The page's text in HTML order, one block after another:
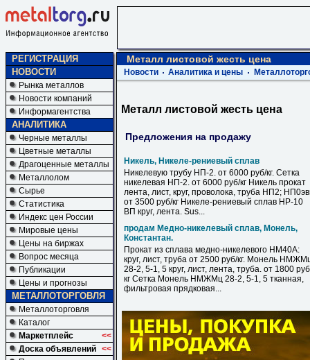
РЕГИСТРАЦИЯ
НОВОСТИ
Рынка металлов
Новости компаний
Информагентства
АНАЛИТИКА
Черные металлы
Цветные металлы
Драгоценные металлы
Металлолом
Сырье
Статистика
Индекс цен России
Мировые цены
Цены на биржах
Вопрос месяца
Публикации
Цены и прогнозы
МЕТАЛЛОТОРГОВЛЯ
Металлоторговля
Каталог
Маркетплейс
<<
Доска объявлений <<
Металл листовой жесть цена
Новости Аналитика и цены
Металл листовой жесть цена
Предложения на продажу
Никель, Никеле-рениевый сплав
Никелевую трубу НП-2. от 6000 руб/кг. Сетка
никелевая НП-2. от 6000 руб/кг Никель прокат
лента, лист, круг, проволока, труба НП2;
от 3500 руб/кг Никеле-рениевый сплав НР-10
ВП круг, лента. Sus...
продам Медно-никелевый сплав, Монель,
Константан.
Прокат из сплава медно-никелевого НМ40А:
круг, лист, труба от 2500 руб/кг. Монель
28-2, 5-1, 5 круг, лист, лента, труба. от 1800
кг Сетка Монель НМЖМц 28-2, 5-1, 5 тканная,
фильтровая прядковая...